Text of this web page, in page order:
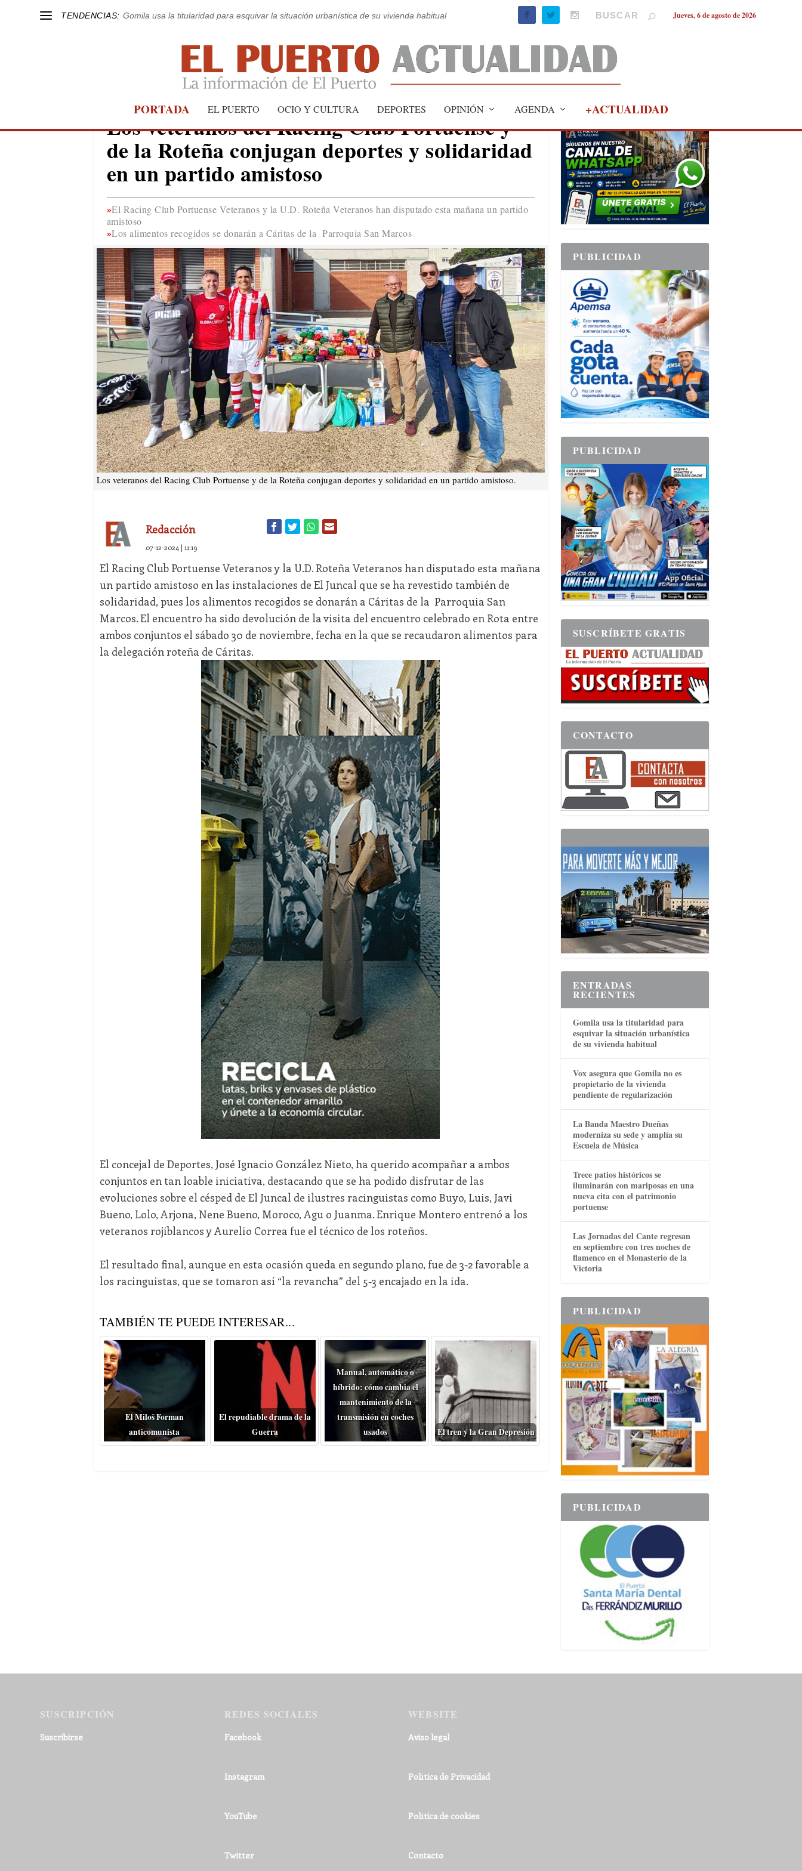
TENDENCIAS: Gomila usa la titularidad para esquivar la situación urbanística de su vivienda habitual Jueves, 6 de agosto de 2026
PORTADA EL PUERTO OCIO Y CULTURA DEPORTES OPINIÓN AGENDA +ACTUALIDAD
EL PUERTO
Los veteranos del Racing Club Portuense y
de la Roteña conjugan deportes y solidaridad
en un partido amistoso
El Racing Club Portuense Veteranos y la U.D. Roteña Veteranos han disputado esta mañana un partido
amistoso
Los alimentos recogidos se donarán a Cáritas de la Parroquia San Marcos
Los veteranos del Racing Club Portuense y de la Roteña conjugan deportes y solidaridad en un partido amistoso.
Redacción
07-12-2024 | 11:19
El Racing Club Portuense Veteranos y la U.D. Roteña Veteranos han disputado esta mañana
un partido amistoso en las instalaciones de El Juncal que se ha revestido también de
solidaridad, pues los alimentos recogidos se donarán a Cáritas de la Parroquia San
Marcos. El encuentro ha sido devolución de la visita del encuentro celebrado en Rota entre
ambos conjuntos el sábado 30 de noviembre, fecha en la que se recaudaron alimentos para
la delegación roteña de Cáritas.
El concejal de Deportes, José Ignacio González Nieto, ha querido acompañar a ambos
conjuntos en tan loable iniciativa, destacando que se ha podido disfrutar de las
evoluciones sobre el césped de El Juncal de ilustres racinguistas como Buyo, Luis, Javi
Bueno, Lolo, Arjona, Nene Bueno, Moroco, Agu o Juanma. Enrique Montero entrenó a los
veteranos rojiblancos y Aurelio Correa fue el técnico de los roteños.
El resultado final, aunque en esta ocasión queda en segundo plano, fue de 3-2 favorable a
los racinguistas, que se tomaron así “la revancha” del 5-3 encajado en la ida.
TAMBIÉN TE PUEDE INTERESAR...
El Miloš Forman
anticomunista
El repudiable drama de la
Guerra
Manual, automático o
híbrido: cómo cambia el
mantenimiento de la
transmisión en coches
usados
El tren y la Gran Depresión
PUBLICIDAD
PUBLICIDAD
PUBLICIDAD
SUSCRÍBETE GRATIS
CONTACTO
ENTRADAS
RECIENTES
Gomila usa la titularidad para
esquivar la situación urbanística
de su vivienda habitual
Vox asegura que Gomila no es
propietario de la vivienda
pendiente de regularización
La Banda Maestro Dueñas
moderniza su sede y amplía su
Escuela de Música
Trece patios históricos se
iluminarán con mariposas en una
nueva cita con el patrimonio
portuense
Las Jornadas del Cante regresan
en septiembre con tres noches de
flamenco en el Monasterio de la
Victoria
PUBLICIDAD
PUBLICIDAD
SUSCRIPCIÓN
Suscribirse
REDES SOCIALES
Facebook
Instagram
YouTube
Twitter
WEBSITE
Aviso legal
Política de Privacidad
Política de cookies
Contacto